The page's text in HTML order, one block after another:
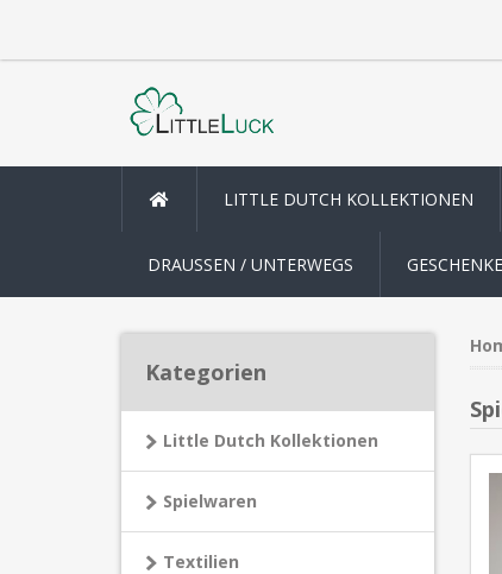
LITTLE DUTCH KOLLEKTIONEN
DRAUSSEN / UNTERWEGS GESCHENKE
Kategorien
Little Dutch Kollektionen
Spielwaren
Textilien